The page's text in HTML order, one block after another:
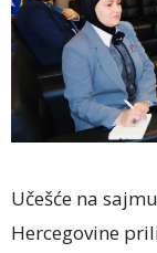
Učešće na
Hercegovine